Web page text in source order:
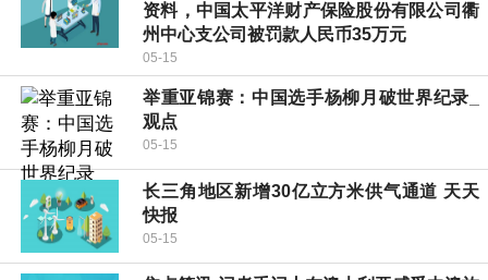
资料，中国太平洋财产保险股份有限公司衢
州中心支公司被罚款人民币35万元
05-15
举重亚锦赛：中国选手杨柳月破世界纪录_
观点
05-15
长三角地区新增30亿立方米供气通道 天天
快报
05-15